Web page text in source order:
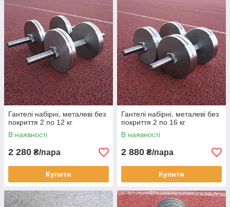
Гантелі набірні, металеві без
покриття 2 по 12 кг
В наявності
2 280 ₴/пара
Купити
Гантелі набірні, металеві без
покриття 2 по 16 кг
В наявності
2 880 ₴/пара
Купити